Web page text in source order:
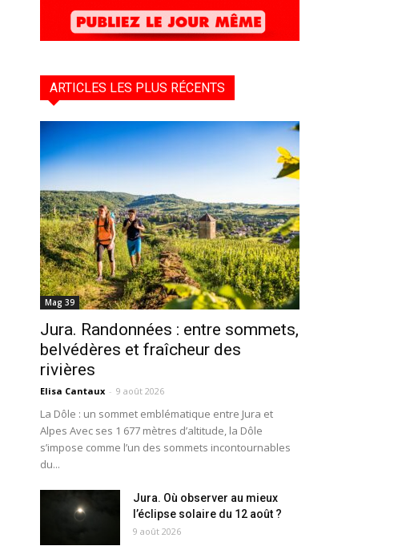
ARTICLES LES PLUS RÉCENTS
Mag 39
Jura. Randonnées : entre sommets,
belvédères et fraîcheur des
rivières
Elisa Cantaux - 9 août 2026
La Dôle : un sommet emblématique entre Jura et
Alpes Avec ses 1 677 mètres d’altitude, la Dôle
s’impose comme l’un des sommets incontournables
du...
Jura. Où observer au mieux
l’éclipse solaire du 12 août ?
9 août 2026